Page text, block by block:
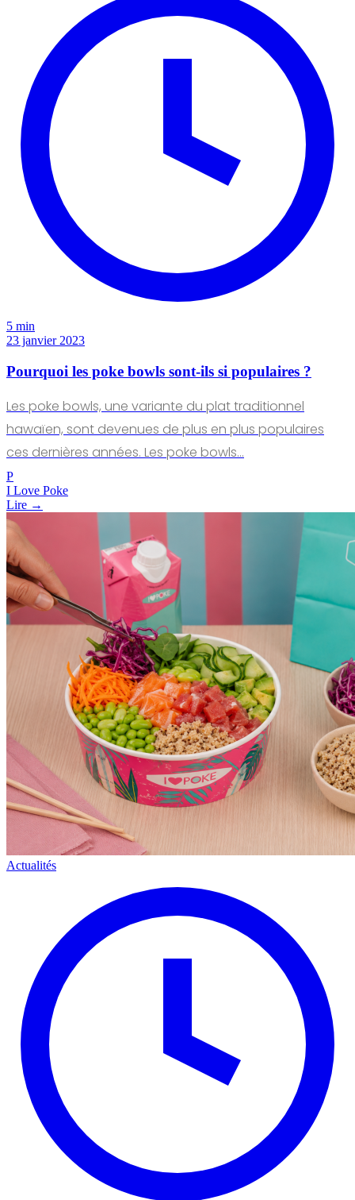
5 min
23 janvier 2023
Pourquoi les poke bowls sont-ils si populaires ?
Les poke bowls, une variante du plat traditionnel
hawaïen, sont devenues de plus en plus populaires
ces dernières années. Les poke bowls…
P
I Love Poke
Lire →
Actualités